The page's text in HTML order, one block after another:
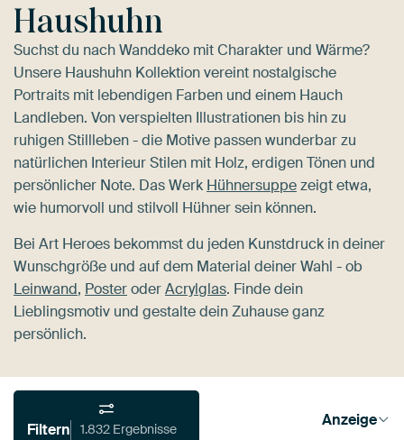
Haushuhn
Suchst du nach Wanddeko mit Charakter und Wärme?
Unsere Haushuhn Kollektion vereint nostalgische
Portraits mit lebendigen Farben und einem Hauch
Landleben. Von verspielten Illustrationen bis hin zu
ruhigen Stillleben - die Motive passen wunderbar zu
natürlichen Interieur Stilen mit Holz, erdigen Tönen und
persönlicher Note. Das Werk Hühnersuppezeigt etwa,
wie humorvoll und stilvoll Hühner sein können.
Bei Art Heroes bekommst du jeden Kunstdruck in deiner
Wunschgröße und auf dem Material deiner Wahl - ob
Leinwand, PosteroderAcrylglas. Finde dein
Lieblingsmotiv und gestalte dein Zuhause ganz
persönlich.
Filtern 1.832 Ergebnisse Anzeige